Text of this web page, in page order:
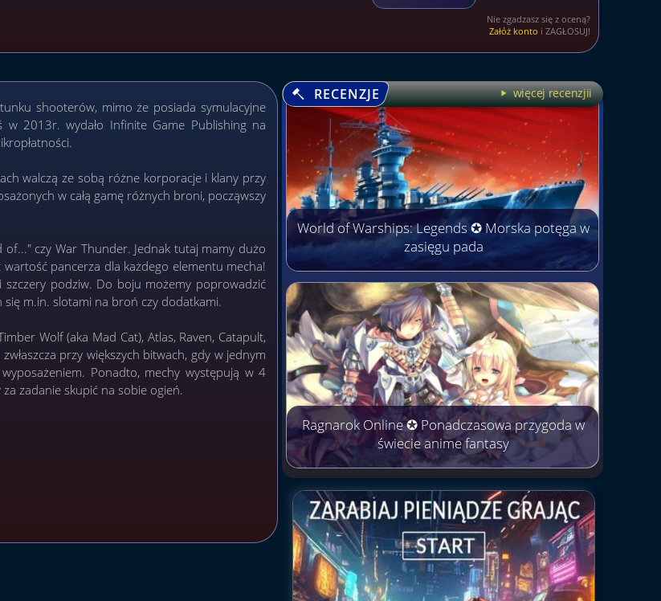
Nie zgadzasz się z oceną?
Załóż konto i ZAGŁOSUJ!
shooterów, mimo że posiada symulacyjne
w 2013r. wydało Infinite Game Publishing na
walczą ze sobą różne korporacje i klany przy
w całą gamę różnych broni, począwszy
czy War Thunder. Jednak tutaj mamy dużo
pancerza dla każdego elementu mecha!
podziw. Do boju możemy poprowadzić
się m.in. slotami na broń czy dodatkami.
Wolf (aka Mad Cat), Atlas, Raven, Catapult,
przy większych bitwach, gdy w jednym
Ponadto, mechy występują w 4
zadanie skupić na sobie ogień.
RECENZJE więcej recenzjii
World of Warships: Legends ✪ Morska potęga w
zasięgu pada
Ragnarok Online ✪ Ponadczasowa przygoda w
świecie anime fantasy